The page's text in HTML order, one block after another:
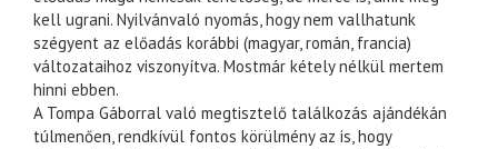
kell ugrani. Nyilvánvaló nyomás, hogy nem vallhatunk
szégyent az előadás korábbi (magyar, román, francia)
változataihoz viszonyítva. Mostmár kétely nélkül mertem
hinni ebben.
A Tompa Gáborral való megtisztelő találkozás ajándékán
túlmenően, rendkívül fontos körülmény az is, hogy